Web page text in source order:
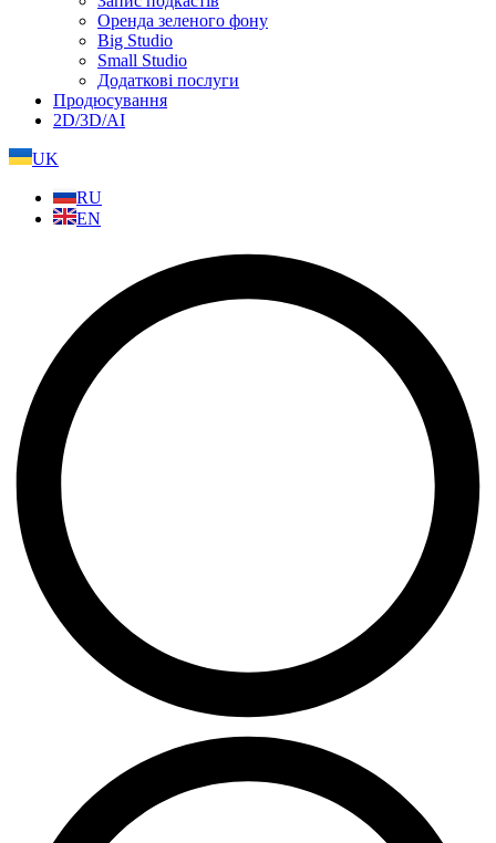
Оренда зеленого фону
Big Studio
Small Studio
Додаткові послуги
Продюсування
2D/3D/AI
UK
RU
EN